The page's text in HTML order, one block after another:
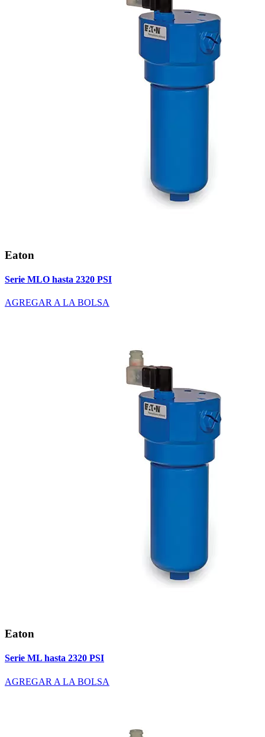
Eaton
Serie MLO hasta 2320 PSI
AGREGAR A LA BOLSA
Eaton
Serie ML hasta 2320 PSI
AGREGAR A LA BOLSA